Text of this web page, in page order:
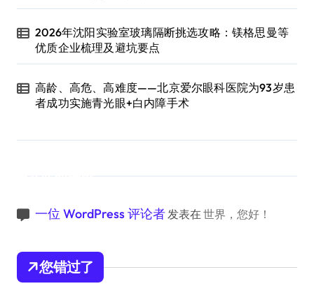
2026年沈阳实验室玻璃隔断挑选攻略：镁格思曼等
优质企业梳理及避坑要点
高龄、高危、高难度——北京爱尔眼科医院为93岁患
者成功实施青光眼+白内障手术
一位 WordPress 评论者发表在 世界，您好！
您错过了